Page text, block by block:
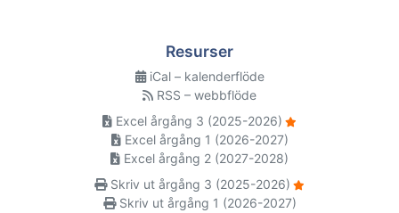
Resurser
iCal – kalenderflöde
RSS – webbflöde
Excel årgång 3 (2025-2026)
Excel årgång 1 (2026-2027)
Excel årgång 2 (2027-2028)
Skriv ut årgång 3 (2025-2026)
Skriv ut årgång 1 (2026-2027)